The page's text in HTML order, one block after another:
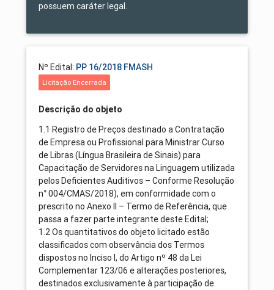
possuem caráter legal.
Nº Edital: PP 16/2018 FMASH
Licitação Encerrada
Descrição do objeto
1.1 Registro de Preços destinado a Contratação
de Empresa ou Profissional para Ministrar Curso
de Libras (Língua Brasileira de Sinais) para
Capacitação de Servidores na Linguagem utilizada
pelos Deficientes Auditivos – Conforme Resolução
n° 004/CMAS/2018), em conformidade com o
prescrito no Anexo II – Termo de Referência, que
passa a fazer parte integrante deste Edital;
1.2 Os quantitativos do objeto licitado estão
classificados com observância dos Termos
dispostos no Inciso I, do Artigo nº 48 da Lei
Complementar 123/06 e alterações posteriores,
destinados exclusivamente à participação de